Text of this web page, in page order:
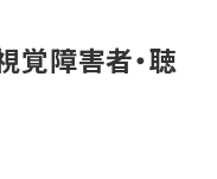
覚障害者・聴